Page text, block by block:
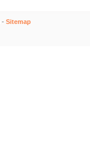
- Sitemap